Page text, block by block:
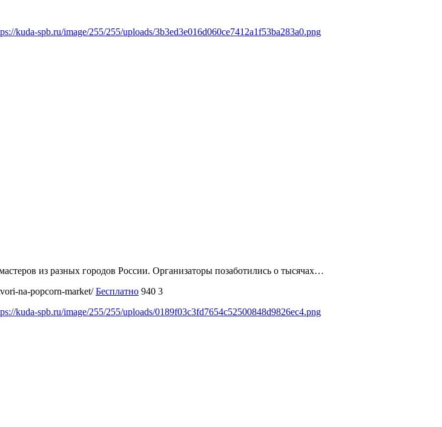
kuda-spb.ru/image/255/255/uploads/3b3ed3e016d060ce7412a1f53ba283a0.png
из разных городов России. Организаторы позаботились о тысячах…
na-popcorn-market/ Бесплатно 940 3
kuda-spb.ru/image/255/255/uploads/0189f03c3fd7654c52500848d9826ec4.png